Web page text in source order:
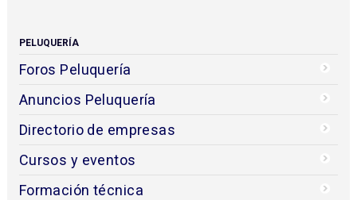
PELUQUERÍA
Foros Peluquería
Anuncios Peluquería
Directorio de empresas
Cursos y eventos
Formación técnica